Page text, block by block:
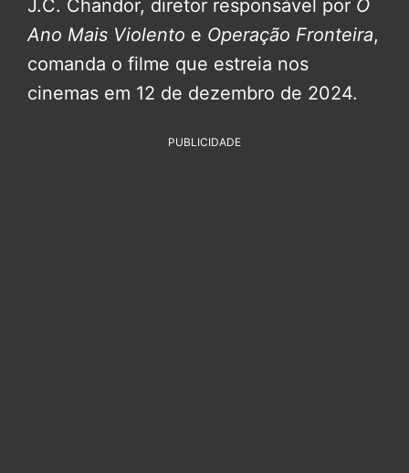
J.C. Chandor, diretor responsável por O
Ano Mais Violento e Operação Fronteira,
comanda o filme que estreia nos
cinemas em 12 de dezembro de 2024.
PUBLICIDADE